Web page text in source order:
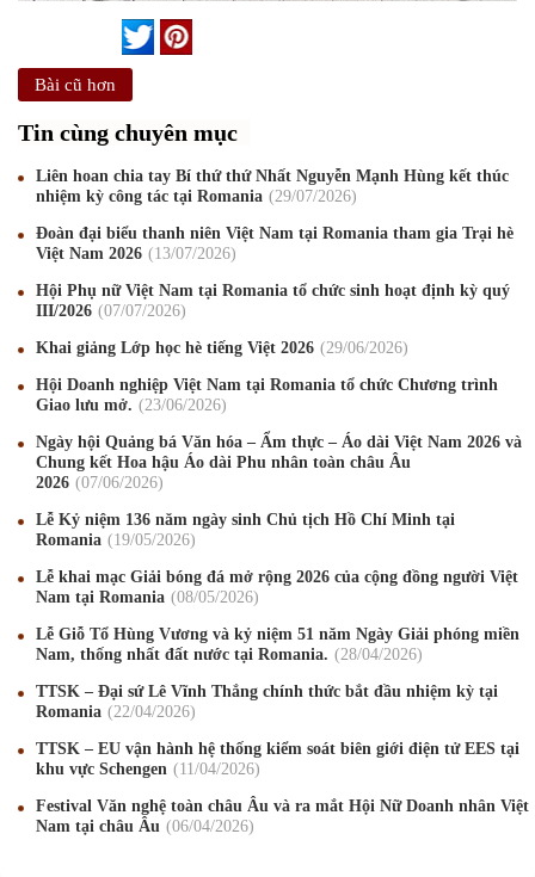
Bài cũ hơn
Tin cùng chuyên mục
Liên hoan chia tay Bí thứ thứ Nhất Nguyễn Mạnh Hùng kết thúc
nhiệm kỳ công tác tại Romania
29/07/2026
Đoàn đại biểu thanh niên Việt Nam tại Romania tham gia Trại hè
Việt Nam 2026
13/07/2026
Hội Phụ nữ Việt Nam tại Romania tổ chức sinh hoạt định kỳ quý
III/2026
07/07/2026
Khai giảng Lớp học hè tiếng Việt 2026 29/06/2026
Hội Doanh nghiệp Việt Nam tại Romania tổ chức Chương trình
Giao lưu mở.
23/06/2026
Ngày hội Quảng bá Văn hóa – Ẩm thực – Áo dài Việt Nam 2026 và
Chung kết Hoa hậu Áo dài Phu nhân toàn châu Âu
2026
07/06/2026
Lễ Kỷ niệm 136 năm ngày sinh Chủ tịch Hồ Chí Minh tại
Romania
19/05/2026
Lễ khai mạc Giải bóng đá mở rộng 2026 của cộng đồng người Việt
Nam tại Romania
08/05/2026
Lễ Giỗ Tổ Hùng Vương và kỷ niệm 51 năm Ngày Giải phóng miền
Nam, thống nhất đất nước tại Romania.
28/04/2026
TTSK – Đại sứ Lê Vĩnh Thắng chính thức bắt đầu nhiệm kỳ tại
Romania
22/04/2026
TTSK – EU vận hành hệ thống kiểm soát biên giới điện tử EES tại
khu vực Schengen
11/04/2026
Festival Văn nghệ toàn châu Âu và ra mắt Hội Nữ Doanh nhân Việt
Nam tại châu Âu
06/04/2026
Mừng Xuân Canh Tý 2020
Chúc mừng Giáng sinh và Năm mới 2020
Mừng Xuân Kỷ Hợi 2019 03 /02/2019
Chúc mừng Giáng sinh và Năm mới 2019 22 /12/2018
Mừng Xuân Bính Ngọ 2026 15 /02 /2026
Chúc mừng Giáng sinh và Năm mới 2025